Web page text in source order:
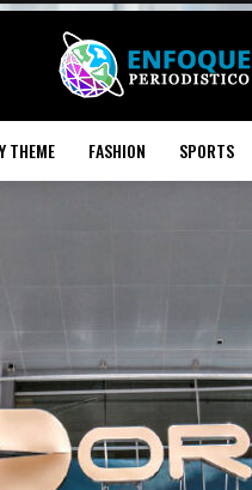
THEME FASHION SPORTS